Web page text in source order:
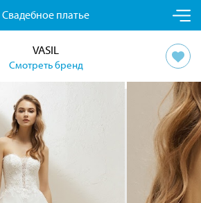
Свадебное платье
VASIL
Смотреть бренд